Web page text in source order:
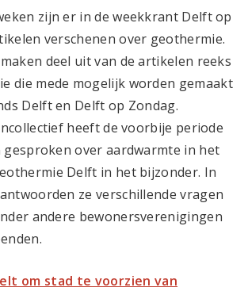
zijn er in de weekkrant Delft op
verschenen over geothermie.
deel uit van de artikelen reeks
die mede mogelijk worden gemaakt
Delft en Delft op Zondag.
heeft de voorbije periode
over aardwarmte in het
Delft in het bijzonder. In
ze verschillende vragen
andere bewonersverenigingen
om stad te voorzien van